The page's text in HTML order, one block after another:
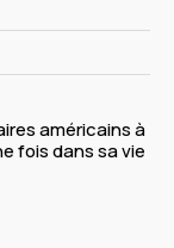
américains à
fois dans sa vie